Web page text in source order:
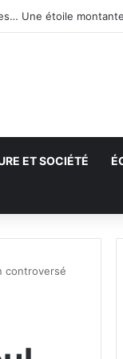
ET SOCIÉTÉ
controversé